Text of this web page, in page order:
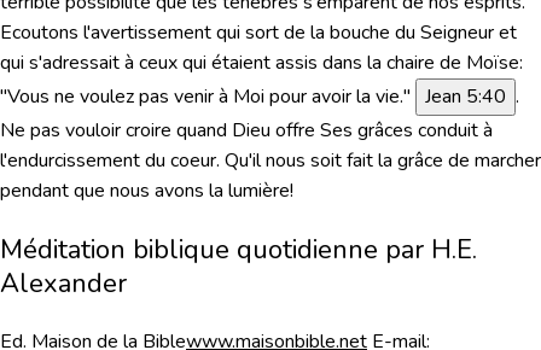
Ecoutons l'avertissement qui sort de la bouche du Seigneur et
qui s'adressait à ceux qui étaient assis dans la chaire de Moïse:
"Vous ne voulez pas venir à Moi pour avoir la vie." Jean 5:40 .
Ne pas vouloir croire quand Dieu offre Ses grâces conduit à
l'endurcissement du coeur. Qu'il nous soit fait la grâce de marcher
pendant que nous avons la lumière!
Méditation biblique quotidienne par H.E.
Alexander
Ed. Maison de la Biblewww.maisonbible.net E-mail: